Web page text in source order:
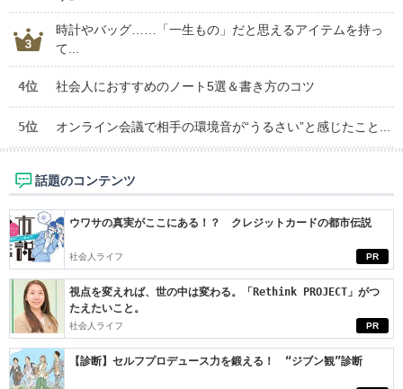
時計やバッグ……「一生もの」だと思えるアイテムを持っ
て...
4位 社会人におすすめのノート5選＆書き方のコツ
5位 オンライン会議で相手の環境音が“うるさい”と感じたこと...
話題のコンテンツ
PR
ウワサの真実がここにある！？ クレジットカードの都市伝説
社会人ライフ
PR
視点を変えれば、世の中は変わる。「Rethink PROJECT」がつ
たえたいこと。
社会人ライフ
【診断】セルフプロデュース力を鍛える！ “ジブン観”診断